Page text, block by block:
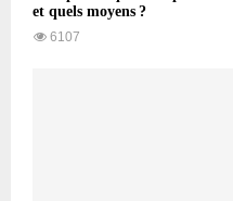
et quels moyens ?
6107